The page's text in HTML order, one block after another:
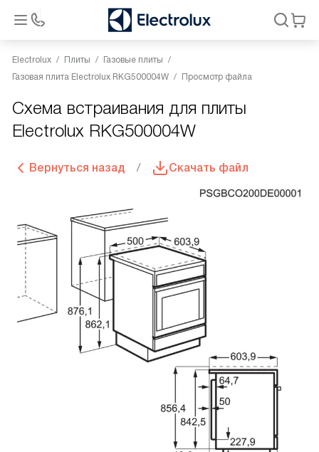
Electrolux Плиты
Газовые плиты
Газовая плита Electrolux RKG500004W
Просмотр файла
Схема встраивания для плиты
Electrolux RKG500004W
Вернуться назад Скачать файл